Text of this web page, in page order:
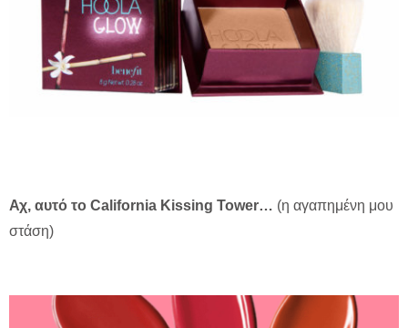
Αχ, αυτό το California Kissing Tower… (η αγαπημένη μου
στάση)